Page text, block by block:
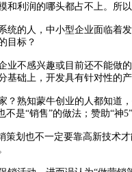
润的哪头都占不上。所
人，中小型企业面临着
目标？
感兴趣或目前还不能做
础上，开发具有针对性的
知蒙牛创业的人都知道
是“销售”的做法；赞助“神
也不一定要靠高新技术